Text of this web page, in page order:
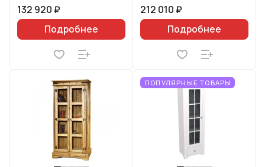
132 920 ₽
Подробнее
212 010 ₽
Подробнее
ПОПУЛЯРНЫЕ ТОВАРЫ